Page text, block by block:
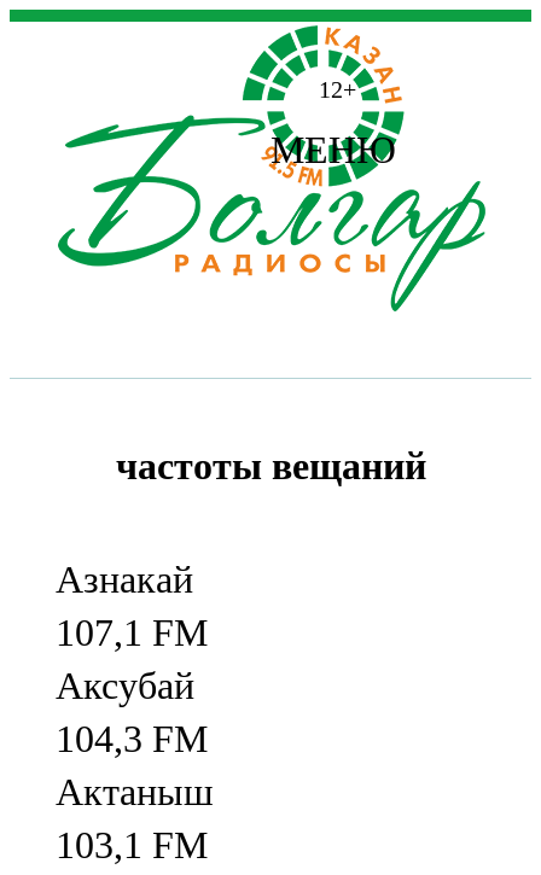
12+
МЕНЮ
частоты вещаний
Азнакай
107,1 FM
Аксубай
104,3 FM
Актаныш
103,1 FM